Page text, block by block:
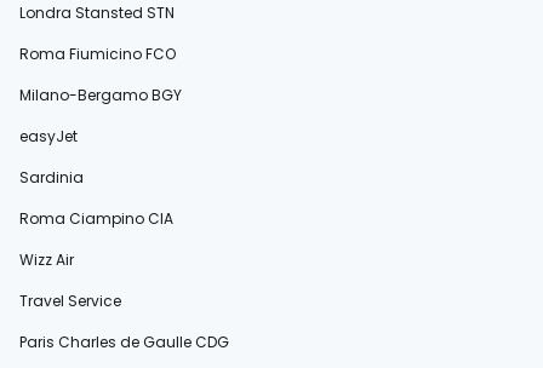
Londra Stansted STN
Roma Fiumicino FCO
Milano-Bergamo BGY
easyJet
Sardinia
Roma Ciampino CIA
Wizz Air
Travel Service
Paris Charles de Gaulle CDG